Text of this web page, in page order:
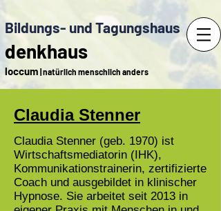
denkhaus
loccum | natürlich menschlich anders
Bildungs- und Tagungshaus
Claudia Stenner
Claudia Stenner (geb. 1970) ist
Wirtschaftsmediatorin (IHK),
Kommunikationstrainerin, zertifizierte
Coach und ausgebildet in klinischer
Hypnose. Sie arbeitet seit 2013 in